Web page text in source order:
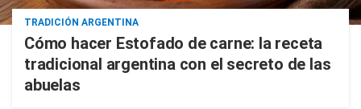
TRADICIÓN ARGENTINA
Cómo hacer Estofado de carne: la receta
tradicional argentina con el secreto de las
abuelas